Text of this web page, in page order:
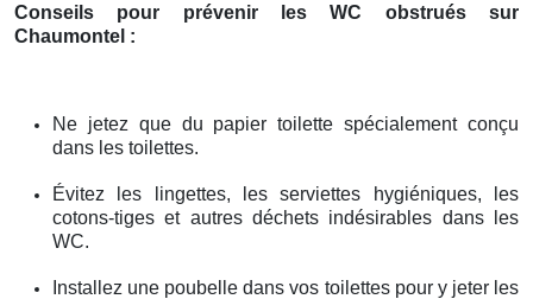
Conseils pour prévenir les WC obstrués sur
Chaumontel :
Ne jetez que du papier toilette spécialement conçu
dans les toilettes.
Évitez les lingettes, les serviettes hygiéniques, les
cotons-tiges et autres déchets indésirables dans les
WC.
Installez une poubelle dans vos toilettes pour y jeter les